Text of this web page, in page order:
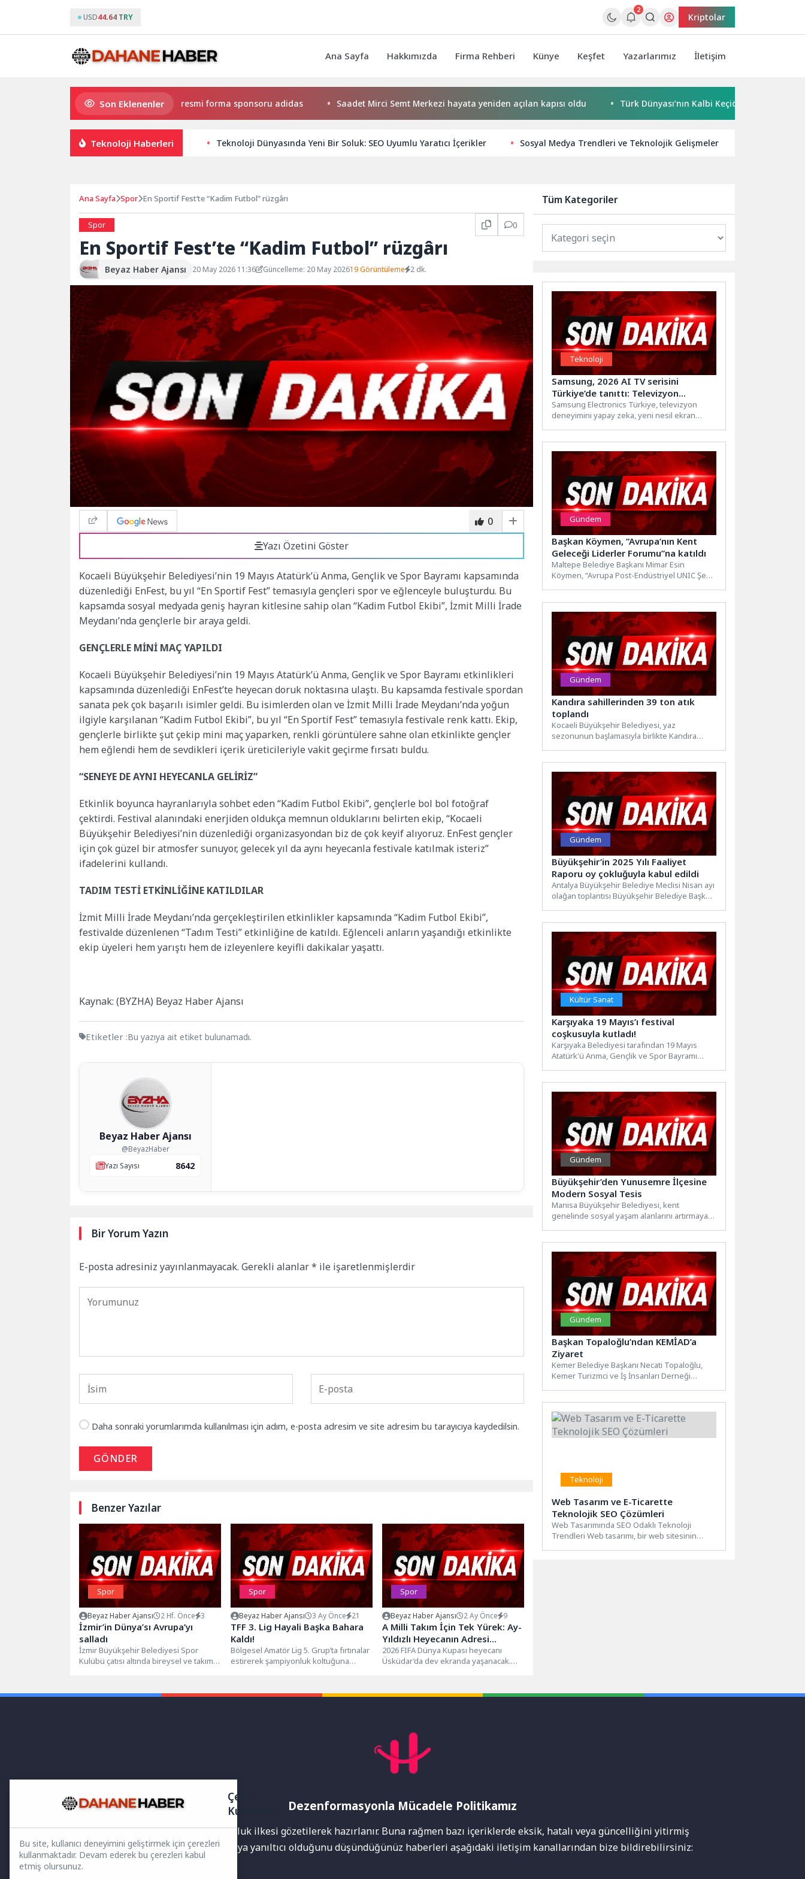
USD44.64 TRY
2
Kriptolar
Ana Sayfa Hakkımızda Firma Rehberi Künye Keşfet Yazarlarımız İletişim
Son Eklenenler
Eczacıbaşı Peron İstanbul’un resmi forma sponsoru adidas Saadet Mirci Semt Merkezi hayata yeniden açılan kapısı oldu Türk Dünyası’nın Kalbi Keçiören’de Attı
Teknoloji Haberleri Teknoloji Dünyasında Yeni Bir Soluk: SEO Uyumlu Yaratıcı İçerikler Sosyal Medya Trendleri ve Teknolojik Gelişmeler
Ana Sayfa Spor En Sportif Fest’te “Kadim Futbol” rüzgârı
Spor 0
En Sportif Fest’te “Kadim Futbol” rüzgârı
Beyaz Haber Ajansı 20 May 2026 11:36 Güncelleme: 20 May 202619 Görüntüleme 2 dk.
0
Yazı Özetini Göster
Kocaeli Büyükşehir Belediyesi’nin 19 Mayıs Atatürk’ü Anma, Gençlik ve Spor Bayramı kapsamında
düzenlediği EnFest, bu yıl “En Sportif Fest” temasıyla gençleri spor ve eğlenceyle buluşturdu. Bu
kapsamda sosyal medyada geniş hayran kitlesine sahip olan “Kadim Futbol Ekibi”, İzmit Milli İrade
Meydanı’nda gençlerle bir araya geldi.
GENÇLERLE MİNİ MAÇ YAPILDI
Kocaeli Büyükşehir Belediyesi’nin 19 Mayıs Atatürk’ü Anma, Gençlik ve Spor Bayramı etkinlikleri
kapsamında düzenlediği EnFest’te heyecan doruk noktasına ulaştı. Bu kapsamda festivale spordan
sanata pek çok başarılı isimler geldi. Bu isimlerden olan ve İzmit Milli İrade Meydanı’nda yoğun
ilgiyle karşılanan “Kadim Futbol Ekibi”, bu yıl “En Sportif Fest” temasıyla festivale renk kattı. Ekip,
gençlerle birlikte şut çekip mini maç yaparken, renkli görüntülere sahne olan etkinlikte gençler
hem eğlendi hem de sevdikleri içerik üreticileriyle vakit geçirme fırsatı buldu.
“SENEYE DE AYNI HEYECANLA GELİRİZ”
Etkinlik boyunca hayranlarıyla sohbet eden “Kadim Futbol Ekibi”, gençlerle bol bol fotoğraf
çektirdi. Festival alanındaki enerjiden oldukça memnun olduklarını belirten ekip, “Kocaeli
Büyükşehir Belediyesi’nin düzenlediği organizasyondan biz de çok keyif alıyoruz. EnFest gençler
için çok güzel bir atmosfer sunuyor, gelecek yıl da aynı heyecanla festivale katılmak isteriz”
ifadelerini kullandı.
TADIM TESTİ ETKİNLİĞİNE KATILDILAR
İzmit Milli İrade Meydanı’nda gerçekleştirilen etkinlikler kapsamında “Kadim Futbol Ekibi”,
festivalde düzenlenen “Tadım Testi” etkinliğine de katıldı. Eğlenceli anların yaşandığı etkinlikte
ekip üyeleri hem yarıştı hem de izleyenlere keyifli dakikalar yaşattı.
Kaynak: (BYZHA) Beyaz Haber Ajansı
Etiketler :Bu yazıya ait etiket bulunamadı.
Beyaz Haber Ajansı
@BeyazHaber
Yazı Sayısı
8642
Bir Yorum Yazın
E-posta adresiniz yayınlanmayacak. Gerekli alanlar* ile işaretlenmişlerdir
Daha sonraki yorumlarımda kullanılması için adım, e-posta adresim ve site adresim bu tarayıcıya kaydedilsin.
GÖNDER
Benzer Yazılar
Spor
Beyaz Haber Ajansı 2 Hf. Önce 3
İzmir’in Dünya’sı Avrupa’yı
salladı
İzmir Büyükşehir Belediyesi Spor
Kulübü çatısı altında bireysel ve takım
Spor
Beyaz Haber Ajansı 3 Ay Önce 21
TFF 3. Lig Hayali Başka Bahara
Kaldı!
Bölgesel Amatör Lig 5. Grup’ta fırtınalar
estirerek şampiyonluk koltuğuna
Spor
Beyaz Haber Ajansı 2 Ay Önce 9
A Milli Takım İçin Tek Yürek: Ay-
Yıldızlı Heyecanın Adresi
Üsküdar
2026 FIFA Dünya Kupası heyecanı
Üsküdar’da dev ekranda yaşanacak.
Tüm Kategoriler
Teknoloji
Samsung, 2026 AI TV serisini
Türkiye’de tanıttı: Televizyon
deneyiminde yeni dönem başlıyor
Samsung Electronics Türkiye, televizyon
deneyimini yapay zeka, yeni nesil ekran
Gündem
Başkan Köymen, “Avrupa’nın Kent
Geleceği Liderler Forumu”na katıldı
Maltepe Belediye Başkanı Mimar Esin
Köymen, “Avrupa Post-Endüstriyel UNIC Şehir
Gündem
Kandıra sahillerinden 39 ton atık
toplandı
Kocaeli Büyükşehir Belediyesi, yaz
sezonunun başlamasıyla birlikte Kandıra
Gündem
Büyükşehir’in 2025 Yılı Faaliyet
Raporu oy çokluğuyla kabul edildi
Antalya Büyükşehir Belediye Meclisi Nisan ayı
olağan toplantısı Büyükşehir Belediye Başkan
Kültür Sanat
Karşıyaka 19 Mayıs’ı festival
coşkusuyla kutladı!
Karşıyaka Belediyesi tarafından 19 Mayıs
Atatürk'ü Anma, Gençlik ve Spor Bayramı
Gündem
Büyükşehir’den Yunusemre İlçesine
Modern Sosyal Tesis
Manisa Büyükşehir Belediyesi, kent
genelinde sosyal yaşam alanlarını artırmaya
Gündem
Başkan Topaloğlu’ndan KEMİAD’a
Ziyaret
Kemer Belediye Başkanı Necati Topaloğlu,
Kemer Turizmci ve İş İnsanları Derneği
Teknoloji
Web Tasarım ve E-Ticarette
Teknolojik SEO Çözümleri
Web Tasarımında SEO Odaklı Teknoloji
Trendleri Web tasarımı, bir web sitesinin
Dezenformasyonla Mücadele Politikamız
Yayınlanan haberler doğruluk ilkesi gözetilerek hazırlanır. Buna rağmen bazı içeriklerde eksik, hatalı veya güncelliğini yitirmiş
bilgiler bulunabilir.Yanlış veya yanıltıcı olduğunu düşündüğünüz haberleri aşağıdaki iletişim kanallarından bize bildirebilirsiniz:
Çerez
Kullanımı
Bu site, kullanıcı deneyimini geliştirmek için çerezleri
kullanmaktadır. Devam ederek bu çerezleri kabul
etmiş olursunuz.